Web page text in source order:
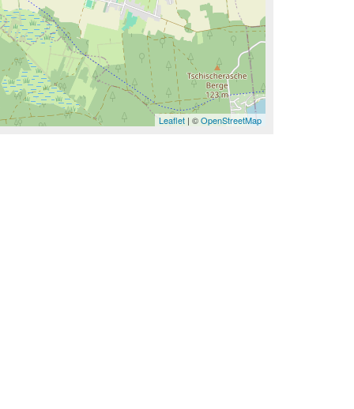
Leaflet | ©OpenStreetMap